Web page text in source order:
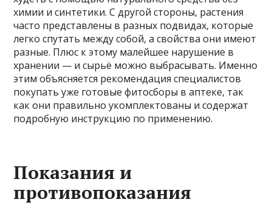
химии и синтетики. С другой стороны, растения
часто представлены в разных подвидах, которые
легко спутать между собой, а свойства они имеют
разные. Плюс к этому малейшее нарушение в
хранении — и сырьё можно выбрасывать. Именно
этим объясняется рекомендация специалистов
покупать уже готовые фитосборы в аптеке, так
как они правильно укомплектованы и содержат
подробную инструкцию по применению.
Показания и
противопоказания